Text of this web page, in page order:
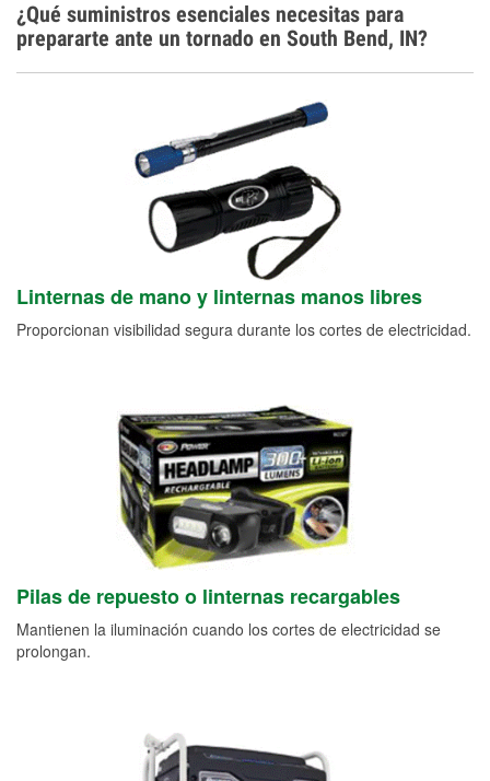
¿Qué suministros esenciales necesitas para
prepararte ante un tornado en South Bend, IN?
Linternas de mano y linternas manos libres
Proporcionan visibilidad segura durante los cortes de electricidad.
Pilas de repuesto o linternas recargables
Mantienen la iluminación cuando los cortes de electricidad se
prolongan.